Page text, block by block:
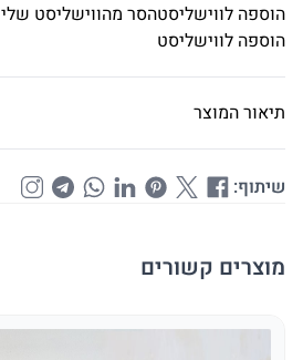
הוספה לווישליסטהסר מהווישליסט שלי
הוספה לווישליסט
תיאור המוצר
שיתוף:
מוצרים קשורים